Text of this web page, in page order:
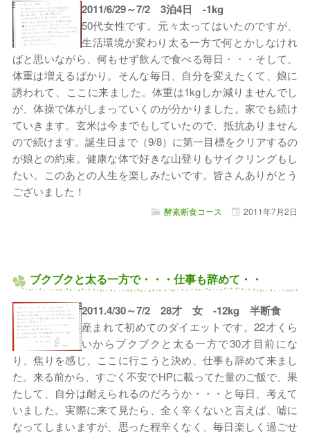
2011/6/29～7/2 3泊4日 -1kg
50代女性です。元々太ってはいたのですが、
生活環境が変わり太る一方で何とかしなけれ
ばと思いながら、何もせず飲んで食べる毎日・・・そして、
体重は増えるばかり。そんな毎日、自分を変えたくて、娘に
誘われて、ここに来ました。体重は1kgしか減りませんでし
が、体操で体がしまっていくのが分かりました。家でも続け
ていきます。玄米は今までもしていたので、抵抗ありません
ので続けます。誕生日まで（9/8）に第一目標をクリアするの
が娘との約束。健康な体で好きな山登りもサイクリングもし
たい。このあとの人生を楽しみたいです。皆さんありがとう
ございました！
酵素断食コース 2011年7月2日
ブクブクと太る一方で・・・仕事も辞めて・・
2011.4/30～7/2 28才 女 -12kg 半断食
産まれて初めてのダイエットです。22才くら
いからブクブクと太る一方で30才目前にな
り、焦りを感じ、ここに行こうと決め、仕事も辞めて来まし
た。来る前から、すごく不安でHPに載ってた量のご飯で、果
たして、自分は耐えられるのだろうか・・・と毎日、考えて
いました。実際に来て見たら、全く辛くないと言えば、嘘に
なってしまいますが、思った程辛くなく、毎日楽しく過ごせ